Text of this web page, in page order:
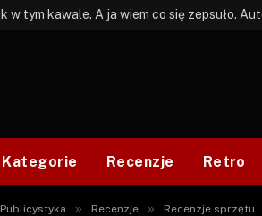
Kategorie Recenzje Retro
Publicystyka » Recenzje » Recenzje sprzętu